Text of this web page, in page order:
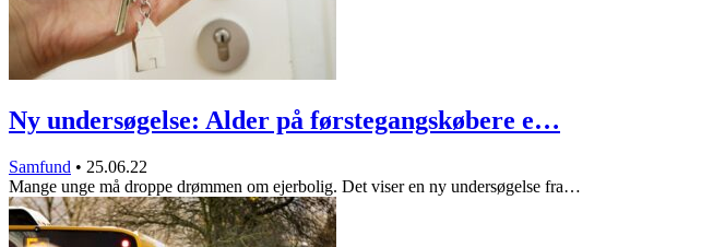
Ny undersøgelse: Alder på førstegangskøbere e…
Samfund • 25.06.22
Mange unge må droppe drømmen om ejerbolig. Det viser en ny undersøgelse fra…